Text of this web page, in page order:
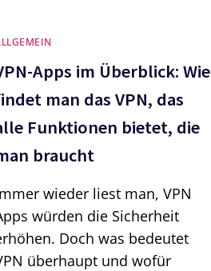
Apps im Überblick: Wie
man das VPN, das
Funktionen bietet, die
braucht
wieder liest man, VPN
würden die Sicherheit
Doch was bedeutet
überhaupt und wofür